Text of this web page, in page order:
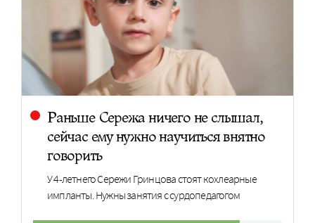
Раньше Сережа ничего не слышал,
сейчас ему нужно научиться внятно
говорить
У 4-летнего Сережи Гринцова стоят кохлеарные
импланты. Нужны занятия с сурдопедагогом